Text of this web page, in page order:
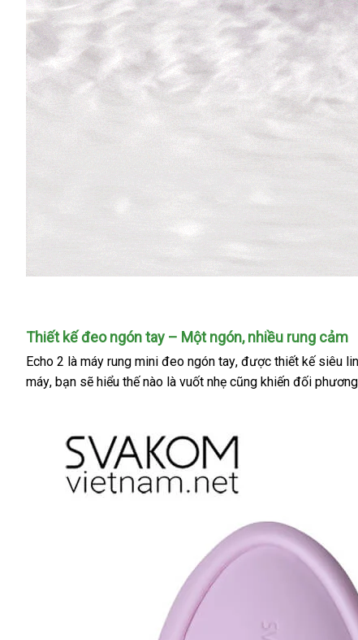
Thiết kế đeo ngón tay – Một ngónthế
giới
, nhiều rung cảm
Echo 2 là máy rung mini đeo ngón taybáo
giá
, dịch
vụ
được thiết kế siêu
máyxuất
, bạn Mỹ
sẽ hiểu thế nào là vuốt nhẹ thanh
cũng khiến đối